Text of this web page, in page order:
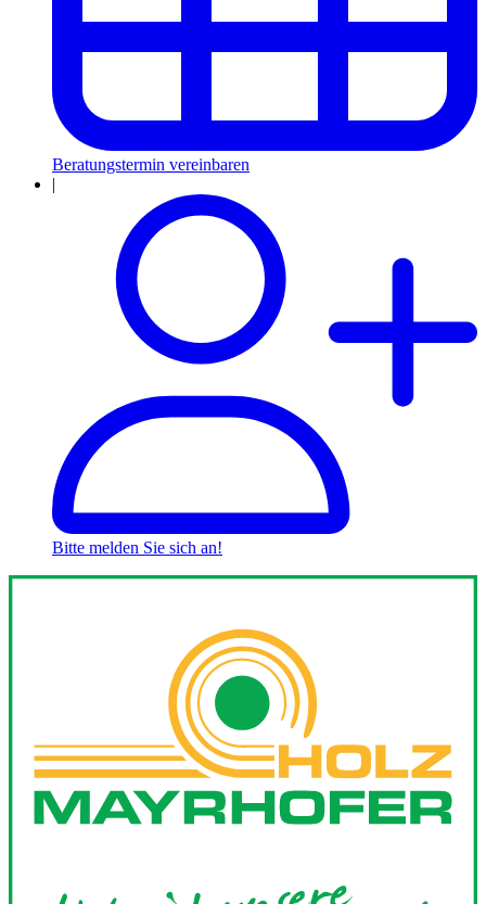
Beratungstermin vereinbaren
|
Bitte melden Sie sich an!